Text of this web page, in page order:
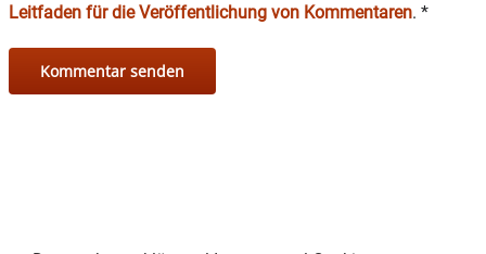
Leitfaden für die Veröffentlichung von Kommentaren. *